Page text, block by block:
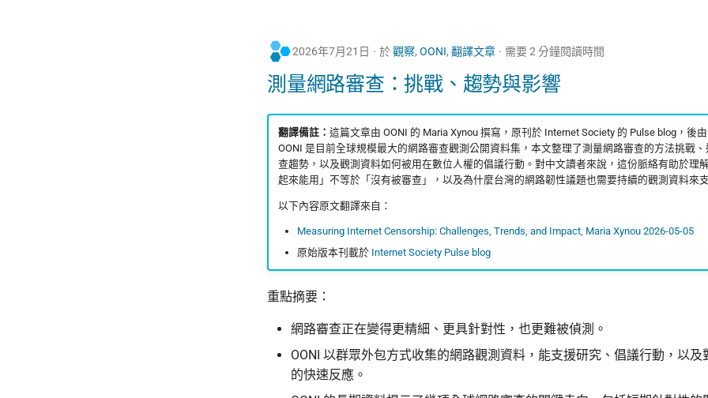
2026年7月21日 於觀察, OONI, 翻譯文章 需要 2 分鐘閱讀時間
測量網路審查：挑戰、趨勢與影響
翻譯備註： 這篇文章由 OONI 的 Maria Xynou 撰寫，原刊於 Internet Society 的 Pulse blog，後
OONI 是目前全球規模最大的網路審查觀測公開資料集，本文整理了測量網路審查的方法挑戰
查趨勢，以及觀測資料如何被用在數位人權的倡議行動。對中文讀者來說，這份脈絡有助於理
起來能用」不等於「沒有被審查」，以及為什麼台灣的網路韌性議題也需要持續的觀測資料來
以下內容原文翻譯來自：
Measuring Internet Censorship: Challenges, Trends, and Impact, Maria Xynou 2026-05-05
原始版本刊載於 Internet Society Pulse blog
重點摘要：
網路審查正在變得更精細、更具針對性，也更難被偵測。
OONI 以群眾外包方式收集的網路觀測資料，能支援研究、倡議行動，以及
的快速反應。